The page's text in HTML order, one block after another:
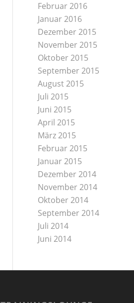
Februar 2016
Januar 2016
Dezember 2015
November 2015
Oktober 2015
September 2015
August 2015
Juli 2015
Juni 2015
April 2015
März 2015
Februar 2015
Januar 2015
Dezember 2014
November 2014
Oktober 2014
September 2014
Juli 2014
Juni 2014